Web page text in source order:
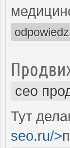
odpowiedz
сео
Тут
seo.ru/>